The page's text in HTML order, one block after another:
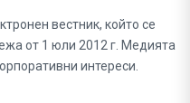
вестник, който се
от 1 юли 2012 г. Медията
интереси.